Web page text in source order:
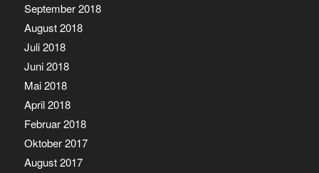
September 2018
August 2018
Juli 2018
Juni 2018
Mai 2018
April 2018
Februar 2018
Oktober 2017
August 2017